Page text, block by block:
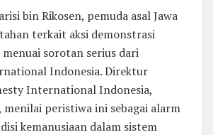
bin Rikosen, pemuda asal Jawa
terkait aksi demonstrasi
sorotan serius dari
Indonesia. Direktur
International Indonesia,
menilai peristiwa ini sebagai alarm
kemanusiaan dalam sistem